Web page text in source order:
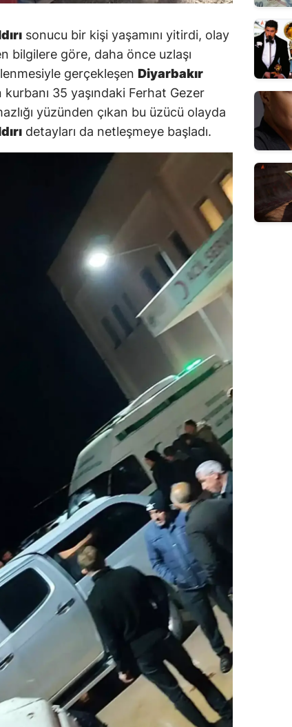
sonucu bir kişi yaşamını yitirdi, olay
bilgilere göre, daha önce uzlaşı
gerçekleşen Diyarbakır
kurbanı 35 yaşındaki Ferhat Gezer
yüzünden çıkan bu üzücü olayda
detayları da netleşmeye başladı.